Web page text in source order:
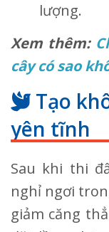
lượng.
Xem thêm:
cây có sao
Tạo
yên tĩnh
Sau khi thi
nghỉ ngơi
giảm căng